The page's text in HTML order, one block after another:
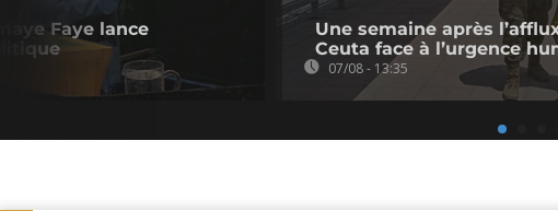
Faye lance
Une semaine après
Ceuta face à l’urgence
07/08 - 13:35